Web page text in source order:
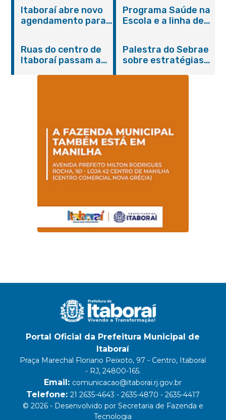
Itaboraí abre novo
agendamento para
Programa Saúde na
Escola e a linha de
promovem
conscientização
sobre hanseníase
Ruas do centro de
Itaboraí passam a
Palestra do Sebrae
sobre estratégias
Portal Oficial da Prefeitura Municipal de
Itaboraí
Praça Marechal Floriano Peixoto, 97 - Centro, Itaboraí
- RJ, 24800-165.
Email: comunicacao@itaborai.rj.gov.br
Telefone: 21 2635-4643 - 2635-4870 - 2635-4417
© 2026 - Desenvolvido por Secretaria de Fazenda e
Tecnologia